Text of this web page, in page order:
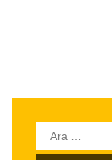
Arama: